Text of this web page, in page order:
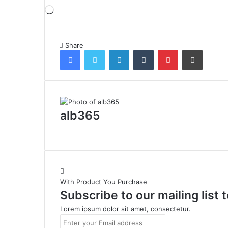
Loading…
ShareFacebookTwitter LinkedInTumblr PinterestShare via Email
alb365
With Product You Purchase
Subscribe to our mailing list
Lorem ipsum dolor sit amet, consectetur.
Enter